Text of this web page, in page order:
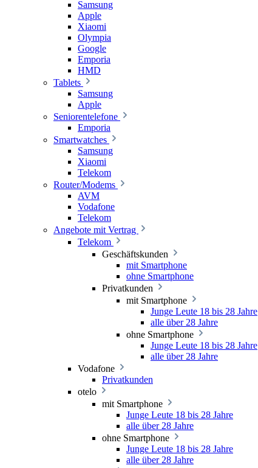
Samsung
Apple
Xiaomi
Olympia
Google
Emporia
HMD
Tablets
Samsung
Apple
Seniorentelefone
Emporia
Smartwatches
Samsung
Xiaomi
Telekom
Router/Modems
AVM
Vodafone
Telekom
Angebote mit Vertrag
Telekom
Geschäftskunden
mit Smartphone
ohne Smartphone
Privatkunden
mit Smartphone
Junge Leute 18 bis 28 Jahre
alle über 28 Jahre
ohne Smartphone
Junge Leute 18 bis 28 Jahre
alle über 28 Jahre
Vodafone
Privatkunden
otelo
mit Smartphone
Junge Leute 18 bis 28 Jahre
alle über 28 Jahre
ohne Smartphone
Junge Leute 18 bis 28 Jahre
alle über 28 Jahre